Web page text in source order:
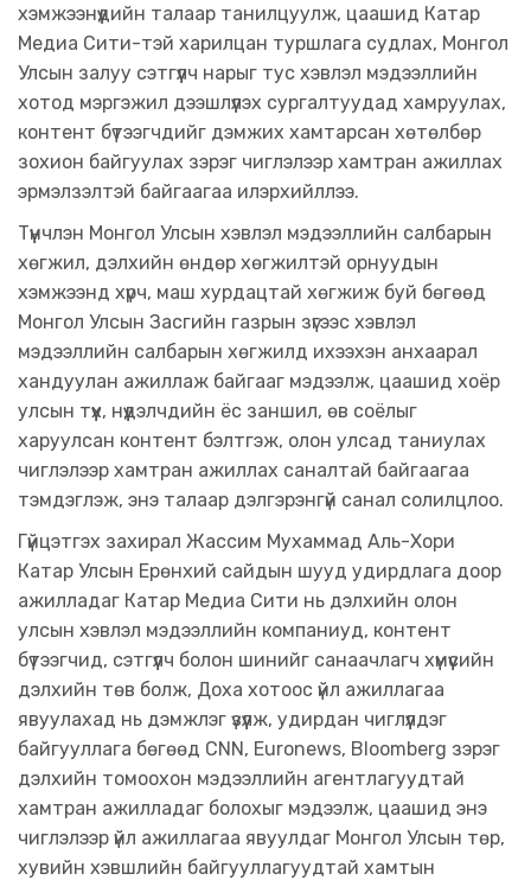
хэмжээнүүдийн талаар танилцуулж, цаашид Катар
Медиа Сити-тэй харилцан туршлага судлах, Монгол
Улсын залуу сэтгүүлч нарыг тус хэвлэл мэдээллийн
хотод мэргэжил дээшлүүлэх сургалтуудад хамруулах,
контент бүтээгчдийг дэмжих хамтарсан хөтөлбөр
зохион байгуулах зэрэг чиглэлээр хамтран ажиллах
эрмэлзэлтэй байгаагаа илэрхийллээ.
​Түүнчлэн Монгол Улсын хэвлэл мэдээллийн салбарын
хөгжил, дэлхийн өндөр хөгжилтэй орнуудын
хэмжээнд хүрч, маш хурдацтай хөгжиж буй бөгөөд
Монгол Улсын Засгийн газрын зүгээс хэвлэл
мэдээллийн салбарын хөгжилд ихээхэн анхаарал
хандуулан ажиллаж байгааг мэдээлж, цаашид хоёр
улсын түүх, нүүдэлчдийн ёс заншил, өв соёлыг
харуулсан контент бэлтгэж, олон улсад таниулах
чиглэлээр хамтран ажиллах саналтай байгаагаа
тэмдэглэж, энэ талаар дэлгэрэнгүй санал солилцлоо.
​Гүйцэтгэх захирал Жассим Мухаммад Аль-Хори
Катар Улсын Ерөнхий сайдын шууд удирдлага доор
ажилладаг Катар Медиа Сити нь дэлхийн олон
улсын хэвлэл мэдээллийн компаниуд, контент
бүтээгчид, сэтгүүлч болон шинийг санаачлагч хүмүүсийн
дэлхийн төв болж, Доха хотоос үйл ажиллагаа
явуулахад нь дэмжлэг үзүүлж, удирдан чиглүүлдэг
байгууллага бөгөөд CNN, Euronews, Bloomberg зэрэг
дэлхийн томоохон мэдээллийн агентлагуудтай
хамтран ажилладаг болохыг мэдээлж, цаашид энэ
чиглэлээр үйл ажиллагаа явуулдаг Монгол Улсын төр,
хувийн хэвшлийн байгууллагуудтай хамтын